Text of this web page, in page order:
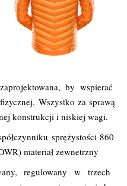
by wspierać
Wszystko za sprawą
konstrukcji i niskiej wagi.
sprężystości 860
materiał zewnetrzny
regulowany w trzech